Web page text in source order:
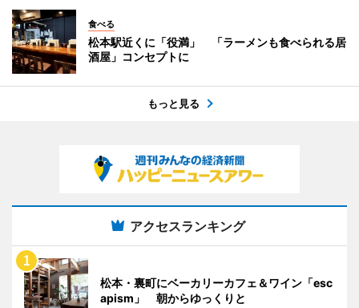
食べる
松本駅近くに「役満」 「ラーメンも食べられる居
酒屋」コンセプトに
もっと見る
アクセスランキング
松本・裏町にベーカリーカフェ＆ワイン「esc
apism」 朝からゆっくりと